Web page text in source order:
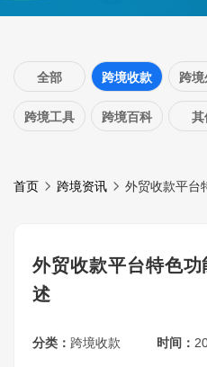
全部 跨境收款 跨
跨境工具 跨境百科 其
首页 跨境资讯 外贸收款平台
外贸收款平台特色
述
分类： 跨境收款 时间：